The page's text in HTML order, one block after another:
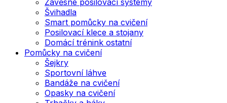
Švihadla
Smart pomůcky na cvičení
Posilovací klece a stojany
Domácí trénink ostatní
Pomůcky na cvičení
Šejkry
Sportovní láhve
Bandáže na cvičení
Opasky na cvičení